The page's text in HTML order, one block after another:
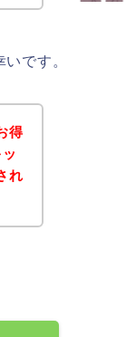
です。
得
れ